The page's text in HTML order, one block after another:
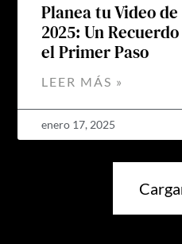
Planea tu Video
2025: Un
el Primer Paso
LEER MÁS »
enero 17, 2025